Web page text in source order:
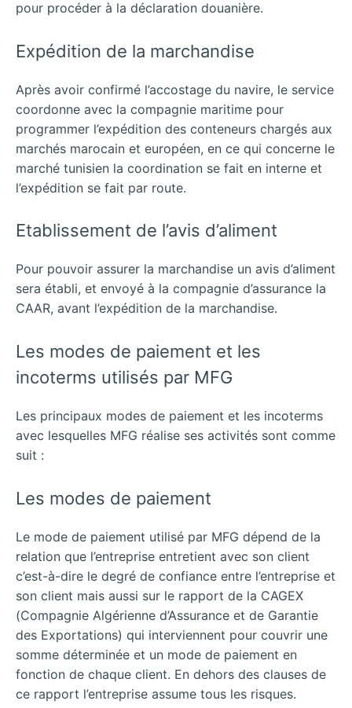
pour procéder à la déclaration douanière.
Expédition de la marchandise
Après avoir confirmé l’accostage du navire, le service
coordonne avec la compagnie maritime pour
programmer l’expédition des conteneurs chargés aux
marchés marocain et européen, en ce qui concerne le
marché tunisien la coordination se fait en interne et
l’expédition se fait par route.
Etablissement de l’avis d’aliment
Pour pouvoir assurer la marchandise un avis d’aliment
sera établi, et envoyé à la compagnie d’assurance la
CAAR, avant l’expédition de la marchandise.
Les modes de paiement et les
incoterms utilisés par MFG
Les principaux modes de paiement et les incoterms
avec lesquelles MFG réalise ses activités sont comme
suit :
Les modes de paiement
Le mode de paiement utilisé par MFG dépend de la
relation que l’entreprise entretient avec son client
c’est-à-dire le degré de confiance entre l’entreprise et
son client mais aussi sur le rapport de la CAGEX
(Compagnie Algérienne d’Assurance et de Garantie
des Exportations) qui interviennent pour couvrir une
somme déterminée et un mode de paiement en
fonction de chaque client. En dehors des clauses de
ce rapport l’entreprise assume tous les risques.